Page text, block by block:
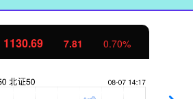
1130.69 7.81 0.70%